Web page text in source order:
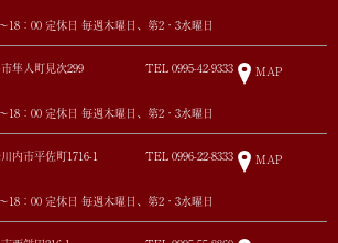
18：00 定休日 毎週木曜日、第2・3水曜日
隼人町見次299 TEL 0995-42-9333 MAP
18：00 定休日 毎週木曜日、第2・3水曜日
内市平佐町1716-1 TEL 0996-22-8333 MAP
18：00 定休日 毎週木曜日、第2・3水曜日